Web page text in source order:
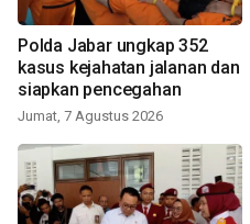
Polda Jabar ungkap 352
kasus kejahatan jalanan dan
siapkan pencegahan
Jumat, 7 Agustus 2026